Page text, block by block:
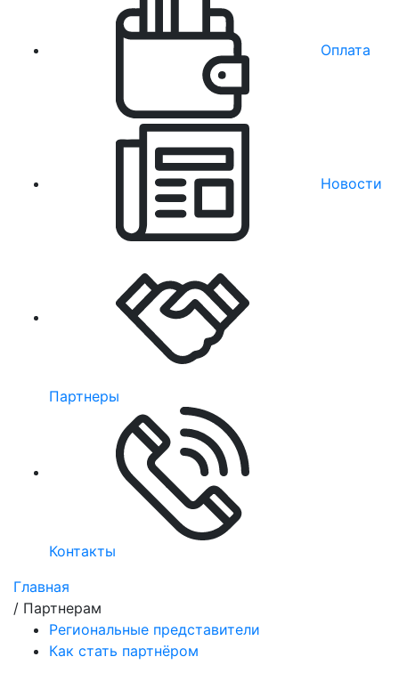
Оплата
Новости
Партнеры
Контакты
Главная
/ Партнерам
Региональные представители
Как стать партнёром